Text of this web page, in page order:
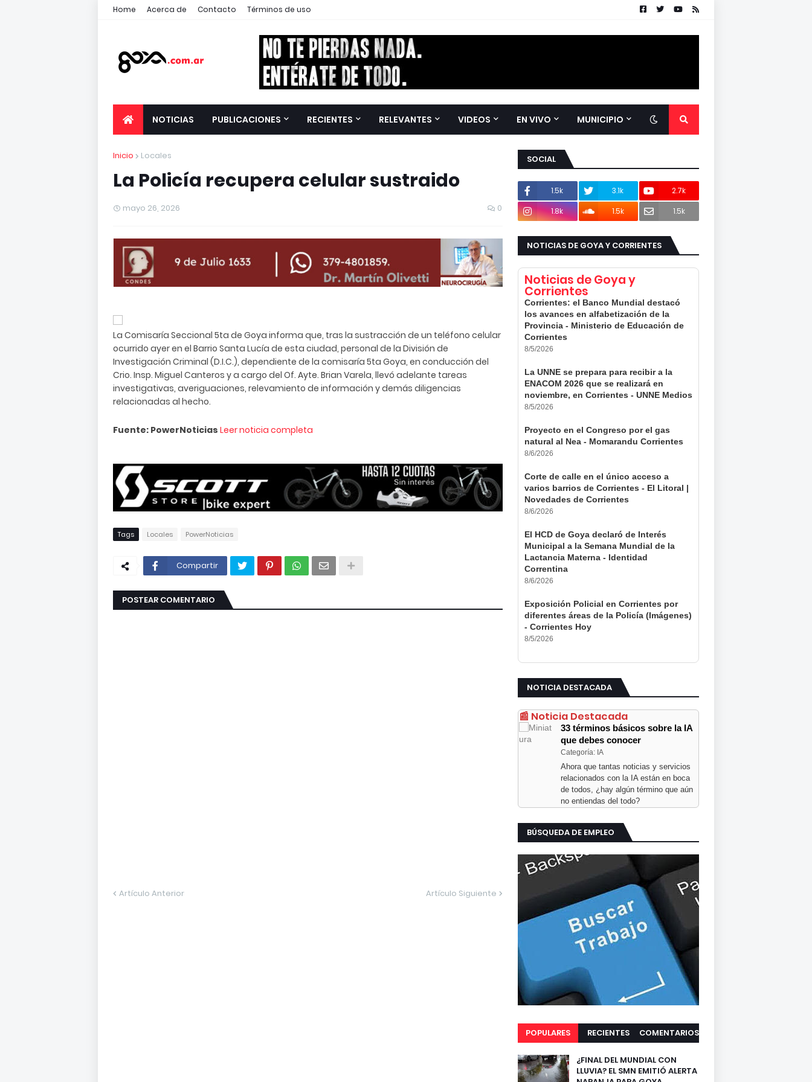
Home Acerca de Contacto Términos de uso
NOTICIAS PUBLICACIONES RECIENTES RELEVANTES VIDEOS EN VIVO MUNICIPIO
Inicio Locales
La Policía recupera celular sustraido
mayo 26, 2026 0
La Comisaría Seccional 5ta de Goya informa que, tras la sustracción de un teléfono celular
ocurrido ayer en el Barrio Santa Lucía de esta ciudad, personal de la División de
Investigación Criminal (D.I.C.), dependiente de la comisaría 5ta Goya, en conducción del
Crio. Insp. Miguel Canteros y a cargo del Of. Ayte. Brian Varela, llevó adelante tareas
investigativas, averiguaciones, relevamiento de información y demás diligencias
relacionadas al hecho.
Fuente: PowerNoticias Leer noticia completa
Tags Locales PowerNoticias
Compartir
POSTEAR COMENTARIO
Artículo Anterior Artículo Siguiente
SOCIAL
1.5k 3.1k
2.7k
1.8k
1.5k 1.5k
NOTICIAS DE GOYA Y CORRIENTES
Noticias de Goya y
Corrientes
Corrientes: el Banco Mundial destacó
los avances en alfabetización de la
Provincia - Ministerio de Educación de
Corrientes
8/5/2026
La UNNE se prepara para recibir a la
ENACOM 2026 que se realizará en
noviembre, en Corrientes - UNNE Medios
8/5/2026
Proyecto en el Congreso por el gas
natural al Nea - Momarandu Corrientes
8/6/2026
Corte de calle en el único acceso a
varios barrios de Corrientes - El Litoral |
Novedades de Corrientes
8/6/2026
El HCD de Goya declaró de Interés
Municipal a la Semana Mundial de la
Lactancia Materna - Identidad
Correntina
8/6/2026
Exposición Policial en Corrientes por
diferentes áreas de la Policía (Imágenes)
- Corrientes Hoy
8/5/2026
NOTICIA DESTACADA
📰 Noticia Destacada
33 términos básicos sobre la IA
que debes conocer
Categoría: IA
Ahora que tantas noticias y servicios
relacionados con la IA están en boca
de todos, ¿hay algún término que aún
no entiendas del todo?
BÚSQUEDA DE EMPLEO
POPULARES RECIENTES COMENTARIOS
¿FINAL DEL MUNDIAL CON
LLUVIA? EL SMN EMITIÓ ALERTA